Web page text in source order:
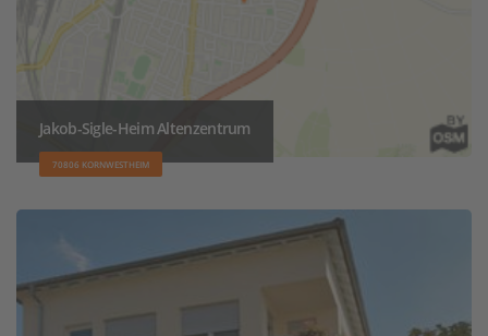
Jakob-Sigle-Heim Altenzentrum
70806 KORNWESTHEIM